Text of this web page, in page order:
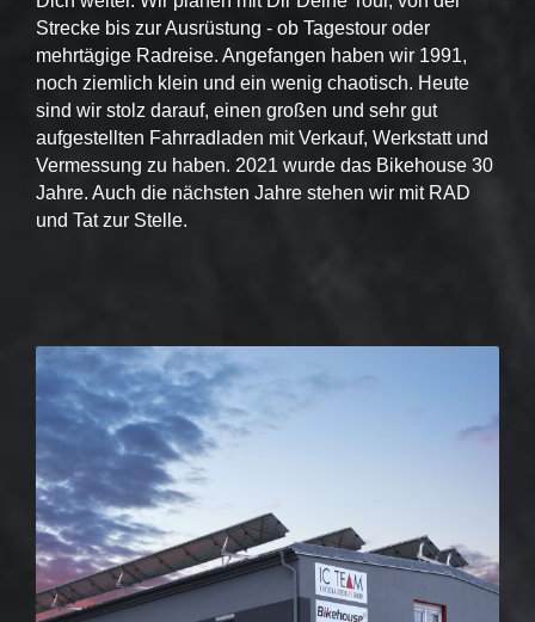
Strecke bis zur Ausrüstung - ob Tagestour oder
mehrtägige Radreise. Angefangen haben wir 1991,
noch ziemlich klein und ein wenig chaotisch. Heute
sind wir stolz darauf, einen großen und sehr gut
aufgestellten Fahrradladen mit Verkauf, Werkstatt und
Vermessung zu haben. 2021 wurde das Bikehouse 30
Jahre. Auch die nächsten Jahre stehen wir mit RAD
und Tat zur Stelle.